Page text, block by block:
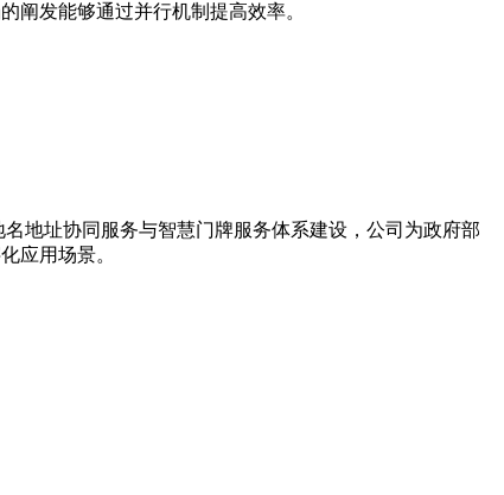
阐发能够通过并行机制提高效率。
地址协同服务与智慧门牌服务体系建设，公司为政府部
应用场景。